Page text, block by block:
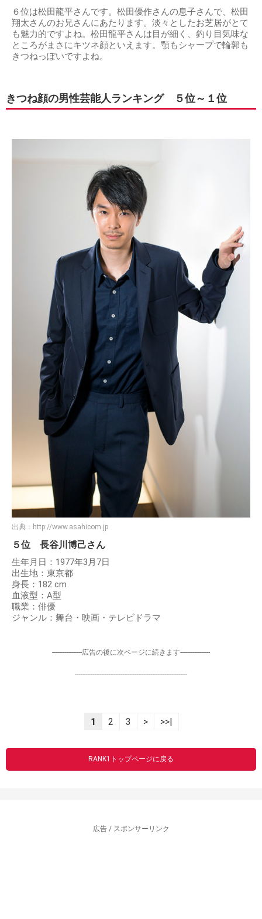
６位は松田龍平さんです。松田優作さんの息子さんで、松田
翔太さんのお兄さんにあたります。淡々としたお芝居がとて
も魅力的ですよね。松田龍平さんは目が細く、釣り目気味な
ところがまさにキツネ顔といえます。顎もシャープで輪郭も
きつねっぽいですよね。
きつね顔の男性芸能人ランキング ５位～１位
出典： http://www.asahicom.jp
５位 長谷川博己さん
生年月日：1977年3月7日
出生地：東京都
身長：182 cm
血液型：A型
職業：俳優
ジャンル：舞台・映画・テレビドラマ
-----------------広告の後に次ページに続きます-----------------
----------------------------------------------------------------
1 2 3 > >>|
RANK1トップページに戻る
広告 / スポンサーリンク